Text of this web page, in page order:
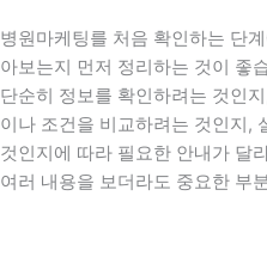
병원마케팅를 처음 확인하는 단
아보는지 먼저 정리하는 것이 좋
단순히 정보를 확인하려는 것인
이나 조건을 비교하려는 것인지,
것인지에 따라 필요한 안내가 달
여러 내용을 보더라도 중요한 부